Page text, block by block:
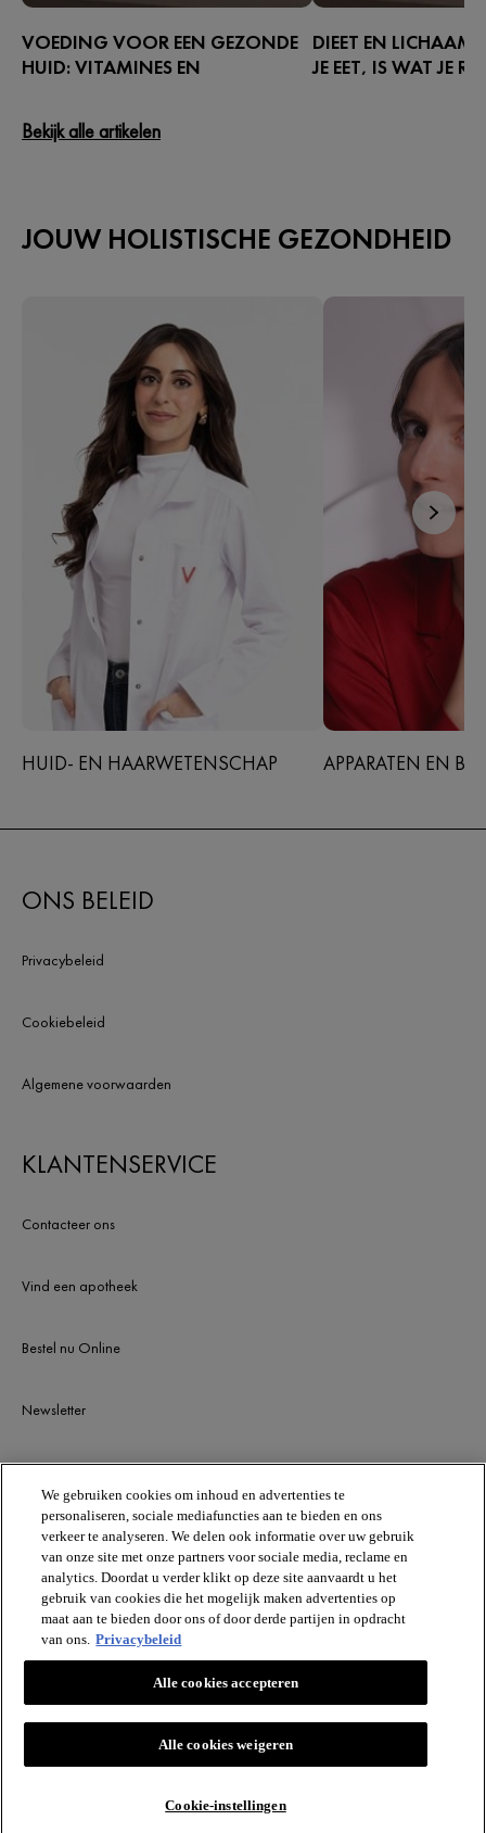
VOEDING VOOR EEN GEZONDE
HUID: VITAMINES EN
EEN GEHYDRATEERDE HUID
Je voeding voor een gezonde huid
DIEET EN
JE EET, IS WAT JE
Bekijk alle artikelen
JOUW HOLISTISCHE GEZONDHEID
HUID- EN HAARWETENSCHAP APPARATEN EN
ONS BELEID
Privacybeleid
Cookiebeleid
Algemene voorwaarden
KLANTENSERVICE
Contacteer ons
Vind een apotheek
Bestel nu Online
Newsletter
BLIJF OP DE HOOGTE
VICHY
Vichy France CAI/CAF 03
TSA 75000 93584 ST OUEN CEDEX FR.
[email protected]
© VICHY INC.2024. ALLE RECHTEN VOORBEHOUDEN.
We gebruiken cookies om inhoud en advertenties te
personaliseren, sociale mediafuncties aan te bieden en ons
verkeer te analyseren. We delen ook informatie over uw gebruik
van onze site met onze partners voor sociale media, reclame en
analytics. Doordat u verder klikt op deze site aanvaardt u het
gebruik van cookies die het mogelijk maken advertenties op
maat aan te bieden door ons of door derde partijen in opdracht
van ons. Privacybeleid
Cookie-instellingen
Alle cookies weigeren
Alle cookies accepteren